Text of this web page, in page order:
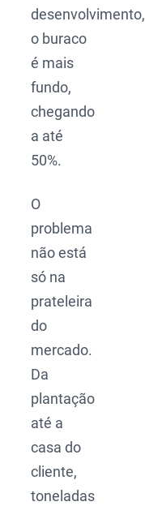
desenvolvimento,
o buraco
é mais
fundo,
chegando
a até
50%.
O
problema
não está
só na
prateleira
do
mercado.
Da
plantação
até a
casa do
cliente,
toneladas